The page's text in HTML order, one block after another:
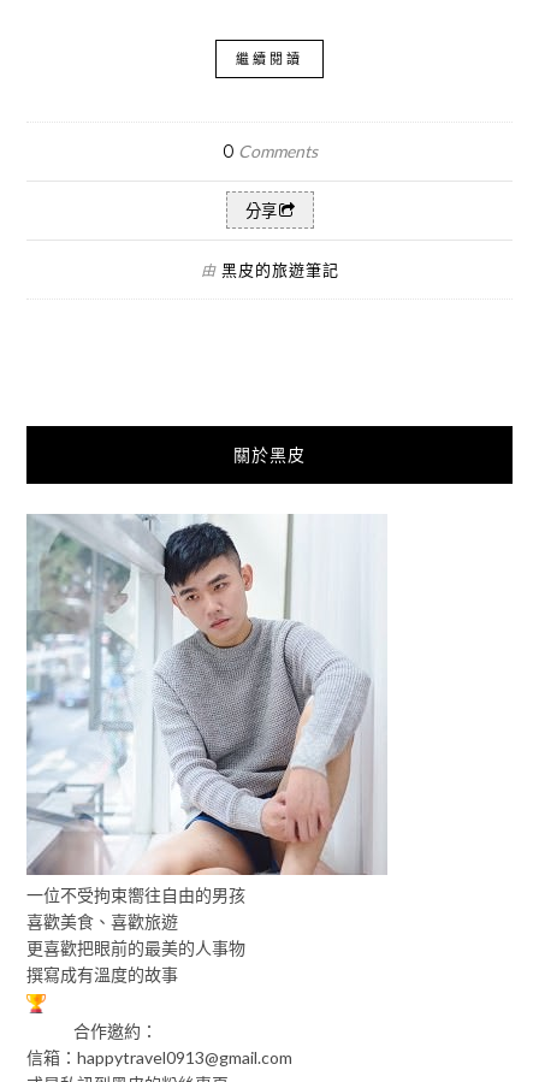
繼續閱讀
0 Comments
分享
由 黑皮的旅遊筆記
關於黑皮
一位不受拘束嚮往自由的男孩
喜歡美食、喜歡旅遊
更喜歡把眼前的最美的人事物
撰寫成有溫度的故事
合作邀約：
信箱：happytravel0913@gmail.com